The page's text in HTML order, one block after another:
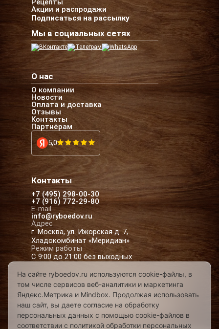
Рецепты
Акции и распродажи
Подписаться на рассылку
Мы в социальных сетях
О нас
О компании
Новости
Оплата и доставка
Отзывы
Контакты
Партнёрам
5,0
Контакты
+7 (495) 298-00-30
+7 (916) 772-29-80
E-mail
info@ryboedov.ru
Адрес
г. Москва, ул. Ижорская д. 7,
Хладокомбинат «Меридиан»
Режим работы
С 9:00 до 21:00 без выходных
© 2026,Рыбоедовъ— доставка рыбы и
морепродуктов в Москве
Предложения на сайте не являются офертой
Разработано в
На сайте ryboedov.ru используются cookie-файлы, в
том числе сервисов веб-аналитики и маркетинга
Яндекс.Метрика и Mindbox. Продолжая использовать
наш сайт, вы даете согласие на обработку
персональных данных с помощью cookie-файлов в
соответствии с политикой обработки персональных